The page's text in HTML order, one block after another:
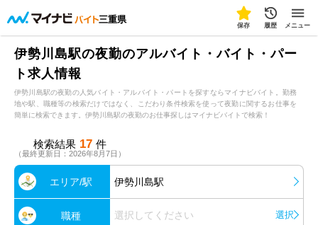
三重県
保存 履歴 メニュー
伊勢川島駅の夜勤のアルバイト・バイト・パー
ト求人情報
伊勢川島駅の夜勤の人気バイト・アルバイト・パートを探すならマイナビバイト。勤務
地や駅、職種等の検索だけではなく、こだわり条件検索を使って夜勤に関するお仕事を
簡単に検索できます。伊勢川島駅の夜勤のお仕事探しはマイナビバイトで検索！
検索結果 17 件
（最終更新日：2026年8月7日）
エリア/駅 伊勢川島駅
職種 選択してください 選択